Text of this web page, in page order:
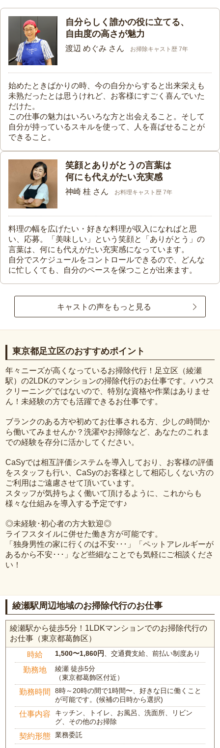
自分らしく誰かの役に立てる、
自由度の高さが魅力
渡辺 めぐみ さん お掃除キャスト歴 7年
始めたときばかりの時、今の自分からすると出来栄えも
未熟だったとは思うけれど、お客様にすごく喜んでいた
だけた。
この仕事の魅力はいろいろな方と出会えること。そして
自分が持っているスキルを使って、人を喜ばせることが
できること。
笑顔とありがとうの言葉は
何にも代えがたい充実感
神崎 桂 さん お料理キャスト歴 7年
料理の幅を広げたい・好きな料理が収入になればと思
い、応募。「美味しい」という笑顔と「ありがとう」の
言葉は、何にも代えがたい充実感になっています。
自分でスケジュールをコントロールできるので、どんな
に忙しくても、自分のペースを保つことが出来ます。
キャストの声をもっと見る
東京都足立区のおすすめポイント
年々ニーズが高くなっているお掃除代行！足立区（綾瀬
駅）の2LDKのマンションの掃除代行のお仕事です。ハウス
クリーニングではないので、特別な資格や作業はありませ
ん！未経験の方でも活躍できるお仕事です。
ブランクのある方や初めてお仕事される方、少しの時間か
ら働いてみませんか？洗濯やお掃除など、あなたのこれま
での経験を存分に活かしてください。
CaSyでは相互評価システムを導入しており、お客様の評価
をスタッフも行い、CaSyのお客様として相応しくない方の
ご利用はご遠慮させて頂いています。
スタッフが気持ちよく働いて頂けるように、これからも
様々な仕組みを導入する予定です♪
◎未経験･初心者の方大歓迎◎
ライフスタイルに併せた働き方が可能です。
「独身男性の家に行くのは不安･･･」「ペットアレルギーが
あるから不安･･･」など些細なことでも気軽にご相談くださ
い！
綾瀬駅周辺地域のお掃除代行のお仕事
綾瀬駅から徒歩5分！1LDKマンションでのお掃除代行の
お仕事（東京都葛飾区）
時給 1,500〜1,860円、交通費支給、前払い制度あり
勤務地
綾瀬 徒歩5分
（東京都葛飾区付近）
勤務時間
8時～20時の間で1時間〜、好きな日に働くこと
が可能です。(候補の日時から選択)
仕事内容
キッチン、トイレ、お風呂、洗面所、リビン
グ、その他のお掃除
契約形態 業務委託